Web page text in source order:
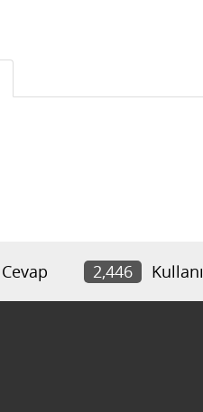
Cevap 2,446